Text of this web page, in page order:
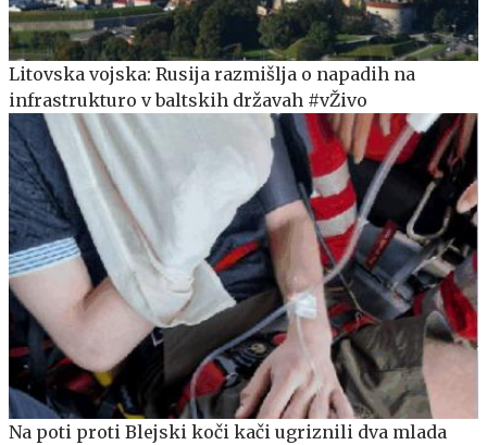
Litovska vojska: Rusija razmišlja o napadih na
infrastrukturo v baltskih državah #vŽivo
Na poti proti Blejski koči kači ugriznili dva mlada